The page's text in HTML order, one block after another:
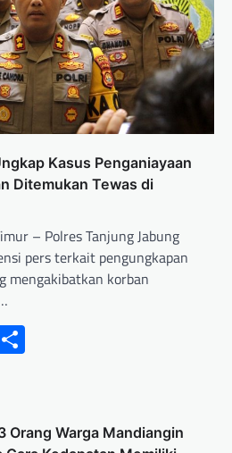
Kasus Penganiayaan
Ditemukan Tewas di
– Polres Tanjung Jabung
pers terkait pengungkapan
mengakibatkan korban
Orang Warga Mandiangin